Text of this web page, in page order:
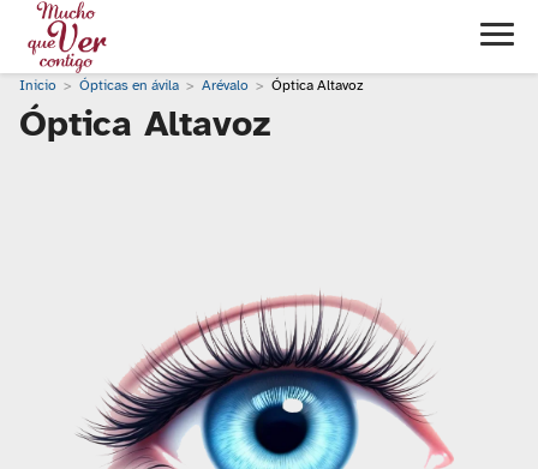
Inicio Ópticas en ávila Arévalo Óptica Altavoz
Óptica Altavoz